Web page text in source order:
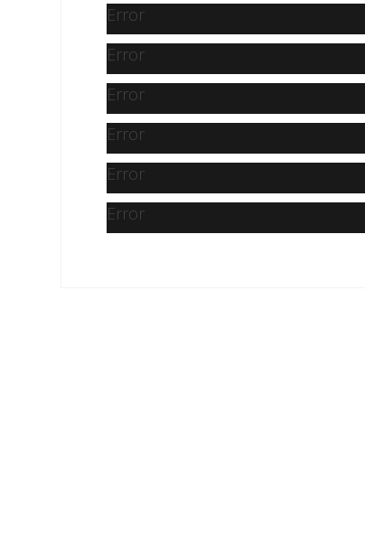
Error
Error
Error
Error
Error
Error